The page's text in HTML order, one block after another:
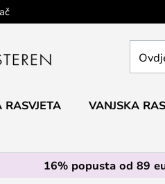
RASVJETA VANJSKA
16% popusta od 89